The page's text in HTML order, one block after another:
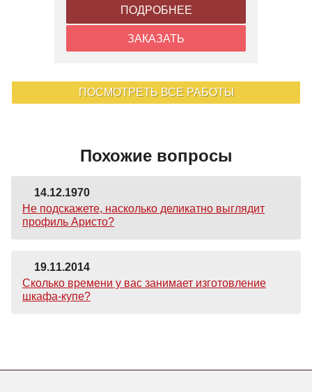
ПОДРОБНЕЕ
ЗАКАЗАТЬ
ПОСМОТРЕТЬ ВСЕ РАБОТЫ
Похожие вопросы
14.12.1970
Не подскажете, насколько деликатно выглядит
профиль Аристо?
19.11.2014
Сколько времени у вас занимает изготовление
шкафа-купе?